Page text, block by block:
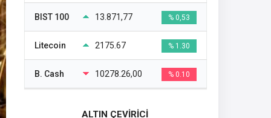
BIST 100 13.871,77 % 0,53
Litecoin 2175.67 % 1.30
B. Cash 10278.26,00 % 0.10
ALTIN ÇEVİRİCİ